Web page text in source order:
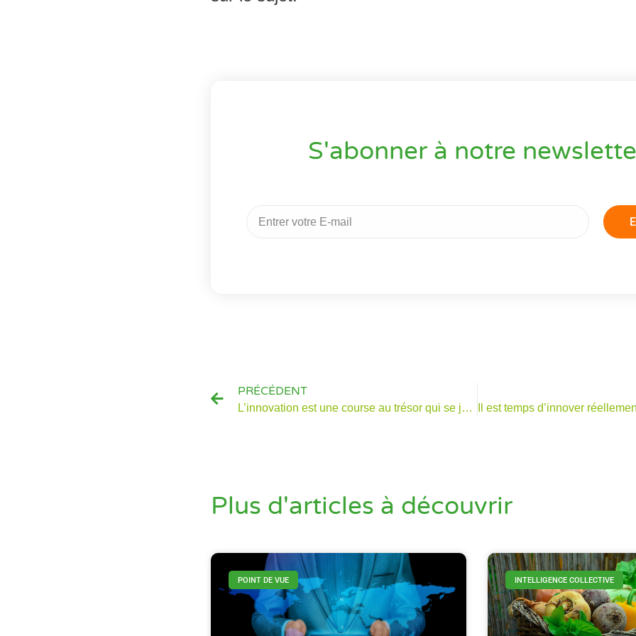
S'abonner à notre
PRÉCÉDENT
L’innovation est une course au trésor qui se joue en équipe ! En connaissez vous les règles ?
Plus d'articles à découvrir
POINT DE VUE INTELLIGENCE COLLECTIVE